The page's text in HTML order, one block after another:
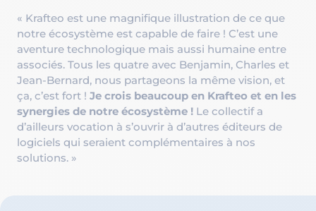
« Krafteo est une magnifique illustration de ce que
notre écosystème est capable de faire ! C’est une
aventure technologique mais aussi humaine entre
associés. Tous les quatre avec Benjamin, Charles et
Jean-Bernard, nous partageons la même vision, et
ça, c’est fort ! Je crois beaucoup en Krafteo et en les
synergies de notre écosystème ! Le collectif a
d’ailleurs vocation à s’ouvrir à d’autres éditeurs de
logiciels qui seraient complémentaires à nos
solutions. »